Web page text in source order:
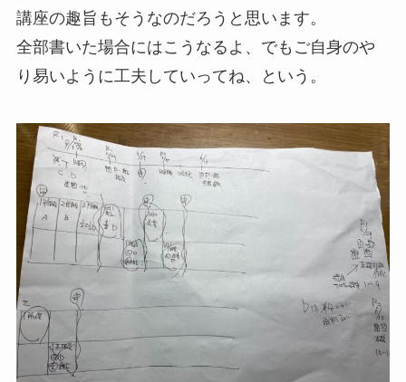
講座の趣旨もそうなのだろうと思います。
全部書いた場合にはこうなるよ、でもご自身のや
り易いように工夫していってね、という。